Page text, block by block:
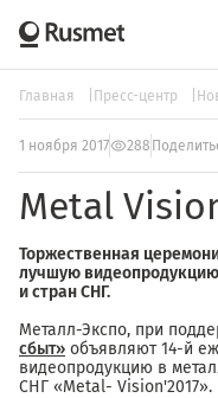
Главная Пресс-центр
1 ноября 2017 288
Metal
Торжественная
лучшую видеопродукцию
и стран СНГ.
Металл-Экспо, при
сбыт» объявляют 14-й
видеопродукцию в
СНГ «Metal- Vision'2017».